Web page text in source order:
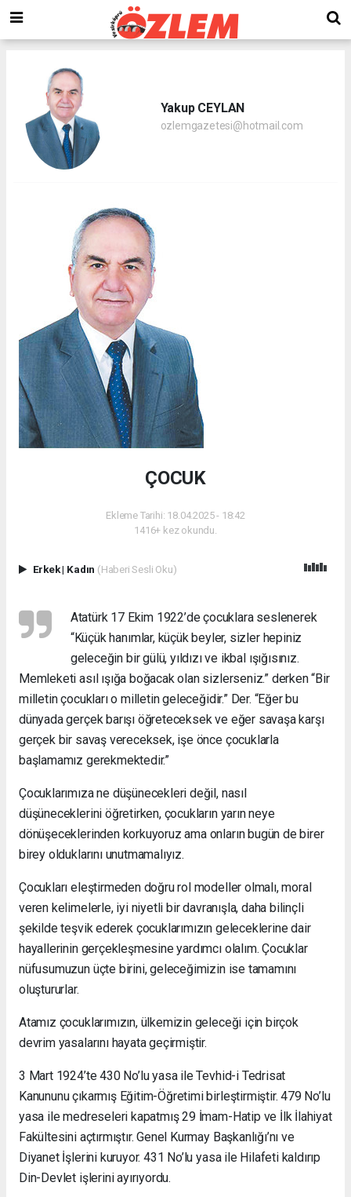
Yakup CEYLAN
ozlemgazetesi@hotmail.com
ÇOCUK
Ekleme Tarihi: 18.04.2025 - 18:42
1416+ kez okundu.
Erkek| Kadın (Haberi Sesli Oku)
Atatürk 17 Ekim 1922’de çocuklara seslenerek
“Küçük hanımlar, küçük beyler, sizler hepiniz
geleceğin bir gülü, yıldızı ve ikbal ışığısınız.
Memleketi asıl ışığa boğacak olan sizlerseniz.” derken “Bir
milletin çocukları o milletin geleceğidir.” Der. “Eğer bu
dünyada gerçek barışı öğreteceksek ve eğer savaşa karşı
gerçek bir savaş vereceksek, işe önce çocuklarla
başlamamız gerekmektedir.”
Çocuklarımıza ne düşünecekleri değil, nasıl
düşüneceklerini öğretirken, çocukların yarın neye
dönüşeceklerinden korkuyoruz ama onların bugün de birer
birey olduklarını unutmamalıyız.
Çocukları eleştirmeden doğru rol modeller olmalı, moral
veren kelimelerle, iyi niyetli bir davranışla, daha bilinçli
şekilde teşvik ederek çocuklarımızın geleceklerine dair
hayallerinin gerçekleşmesine yardımcı olalım. Çocuklar
nüfusumuzun üçte birini, geleceğimizin ise tamamını
oluştururlar.
Atamız çocuklarımızın, ülkemizin geleceği için birçok
devrim yasalarını hayata geçirmiştir.
3 Mart 1924’te 430 No’lu yasa ile Tevhid-i Tedrisat
Kanununu çıkarmış Eğitim-Öğretimi birleştirmiştir. 479 No’lu
yasa ile medreseleri kapatmış 29 İmam-Hatip ve İlk İlahiyat
Fakültesini açtırmıştır. Genel Kurmay Başkanlığı’nı ve
Diyanet İşlerini kuruyor. 431 No’lu yasa ile Hilafeti kaldırıp
Din-Devlet işlerini ayırıyordu.